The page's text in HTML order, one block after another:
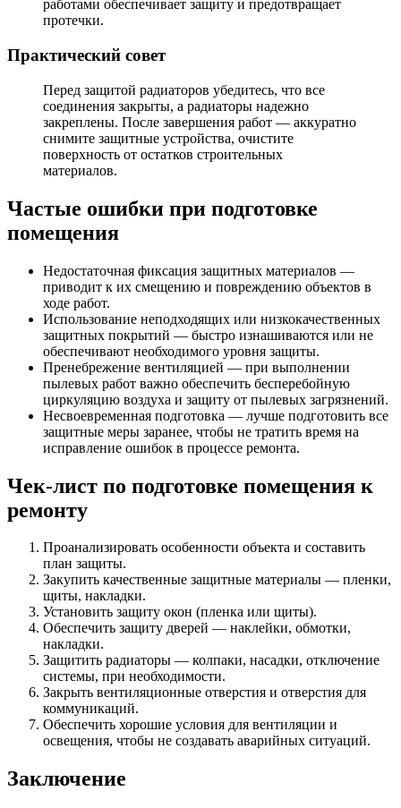
работами обеспечивает защиту и предотвращает
протечки.
Практический совет
Перед защитой радиаторов убедитесь, что все
соединения закрыты, а радиаторы надежно
закреплены. После завершения работ — аккуратно
снимите защитные устройства, очистите
поверхность от остатков строительных
материалов.
Частые ошибки при подготовке
помещения
Недостаточная фиксация защитных материалов —
приводит к их смещению и повреждению объектов в
ходе работ.
Использование неподходящих или низкокачественных
защитных покрытий — быстро изнашиваются или не
обеспечивают необходимого уровня защиты.
Пренебрежение вентиляцией — при выполнении
пылевых работ важно обеспечить бесперебойную
циркуляцию воздуха и защиту от пылевых загрязнений.
Несвоевременная подготовка — лучше подготовить все
защитные меры заранее, чтобы не тратить время на
исправление ошибок в процессе ремонта.
Чек-лист по подготовке помещения к
ремонту
Проанализировать особенности объекта и составить
план защиты.
Закупить качественные защитные материалы — пленки,
щиты, накладки.
Установить защиту окон (пленка или щиты).
Обеспечить защиту дверей — наклейки, обмотки,
накладки.
Защитить радиаторы — колпаки, насадки, отключение
системы, при необходимости.
Закрыть вентиляционные отверстия и отверстия для
коммуникаций.
Обеспечить хорошие условия для вентиляции и
освещения, чтобы не создавать аварийных ситуаций.
Заключение